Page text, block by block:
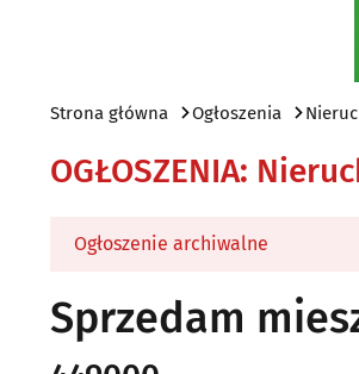
Strona główna Ogłoszenia
OGŁOSZENIA:
Ogłoszenie archiwalne
Sprzedam